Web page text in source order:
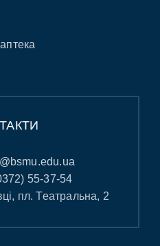
55-37-54
пл. Театральна, 2